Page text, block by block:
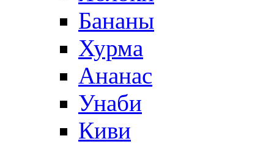
Бананы
Хурма
Ананас
Унаби
Киви